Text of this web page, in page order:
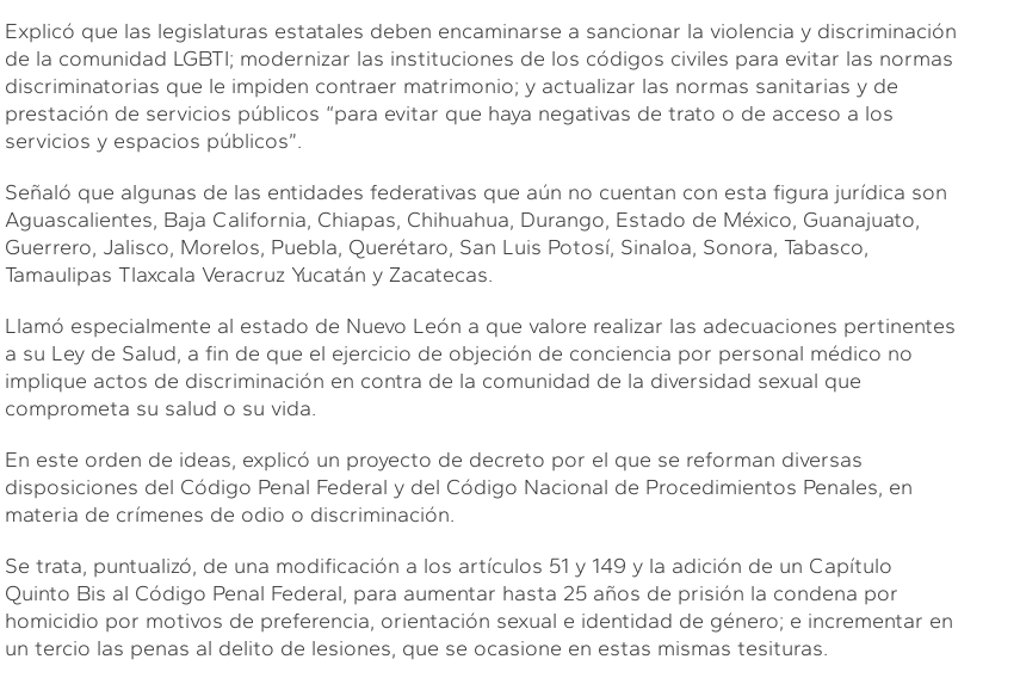
Explicó que las legislaturas estatales deben encaminarse a sancionar la violencia y discriminación
de la comunidad LGBTI; modernizar las instituciones de los códigos civiles para evitar las normas
discriminatorias que le impiden contraer matrimonio; y actualizar las normas sanitarias y de
prestación de servicios públicos “para evitar que haya negativas de trato o de acceso a los
servicios y espacios públicos”.
Señaló que algunas de las entidades federativas que aún no cuentan con esta figura jurídica son
Aguascalientes, Baja California, Chiapas, Chihuahua, Durango, Estado de México, Guanajuato,
Guerrero, Jalisco, Morelos, Puebla, Querétaro, San Luis Potosí, Sinaloa, Sonora, Tabasco,
Tamaulipas Tlaxcala Veracruz Yucatán y Zacatecas.
Llamó especialmente al estado de Nuevo León a que valore realizar las adecuaciones pertinentes
a su Ley de Salud, a fin de que el ejercicio de objeción de conciencia por personal médico no
implique actos de discriminación en contra de la comunidad de la diversidad sexual que
comprometa su salud o su vida.
En este orden de ideas, explicó un proyecto de decreto por el que se reforman diversas
disposiciones del Código Penal Federal y del Código Nacional de Procedimientos Penales, en
materia de crímenes de odio o discriminación.
Se trata, puntualizó, de una modificación a los artículos 51 y 149 y la adición de un Capítulo
Quinto Bis al Código Penal Federal, para aumentar hasta 25 años de prisión la condena por
homicidio por motivos de preferencia, orientación sexual e identidad de género; e incrementar en
un tercio las penas al delito de lesiones, que se ocasione en estas mismas tesituras.